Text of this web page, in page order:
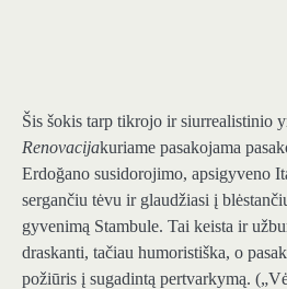
Šis šokis tarp tikrojo ir siurrealistinio
Renovacijakuriame pasakojama
Erdoğano susidorojimo, apsigyveno
sergančiu tėvu ir glaudžiasi į
gyvenimą Stambule. Tai keista ir
draskanti, tačiau humoristiška, o
požiūris į sugadintą pertvarkymą.